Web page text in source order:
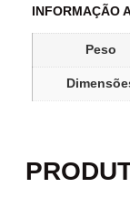
INFORMAÇÃO
Peso